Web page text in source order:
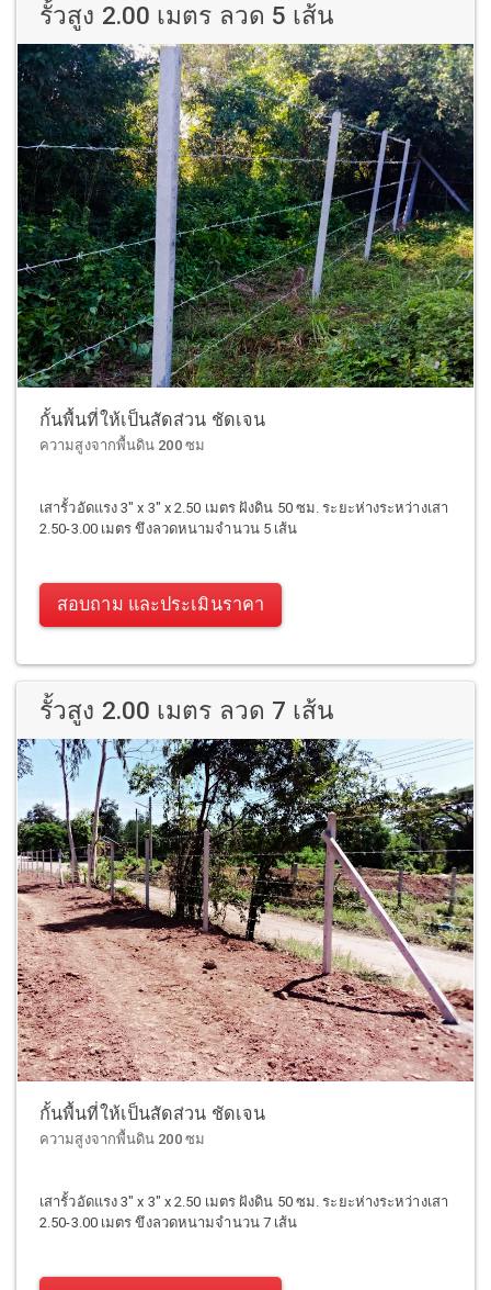
รั้วสูง 2.00 เมตร ลวด 5 เส้น
กั้นพื้นที่ให้เป็นสัดส่วน ชัดเจน
ความสูงจากพื้นดิน 200 ซม
เสารั้วอัดแรง 3" x 3" x 2.50 เมตร ฝังดิน 50 ซม. ระยะห่างระหว่างเสา
2.50-3.00 เมตร ขึงลวดหนามจำนวน 5 เส้น
สอบถาม และประเมินราคา
รั้วสูง 2.00 เมตร ลวด 7 เส้น
กั้นพื้นที่ให้เป็นสัดส่วน ชัดเจน
ความสูงจากพื้นดิน 200 ซม
เสารั้วอัดแรง 3" x 3" x 2.50 เมตร ฝังดิน 50 ซม. ระยะห่างระหว่างเสา
2.50-3.00 เมตร ขึงลวดหนามจำนวน 7 เส้น